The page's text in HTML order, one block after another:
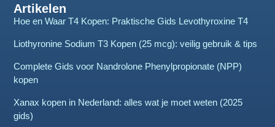
Artikelen
Hoe en Waar T4 Kopen: Praktische Gids Levothyroxine T4
Liothyronine Sodium T3 Kopen (25 mcg): veilig gebruik & tips
Complete Gids voor Nandrolone Phenylpropionate (NPP)
kopen
Xanax kopen in Nederland: alles wat je moet weten (2025
gids)